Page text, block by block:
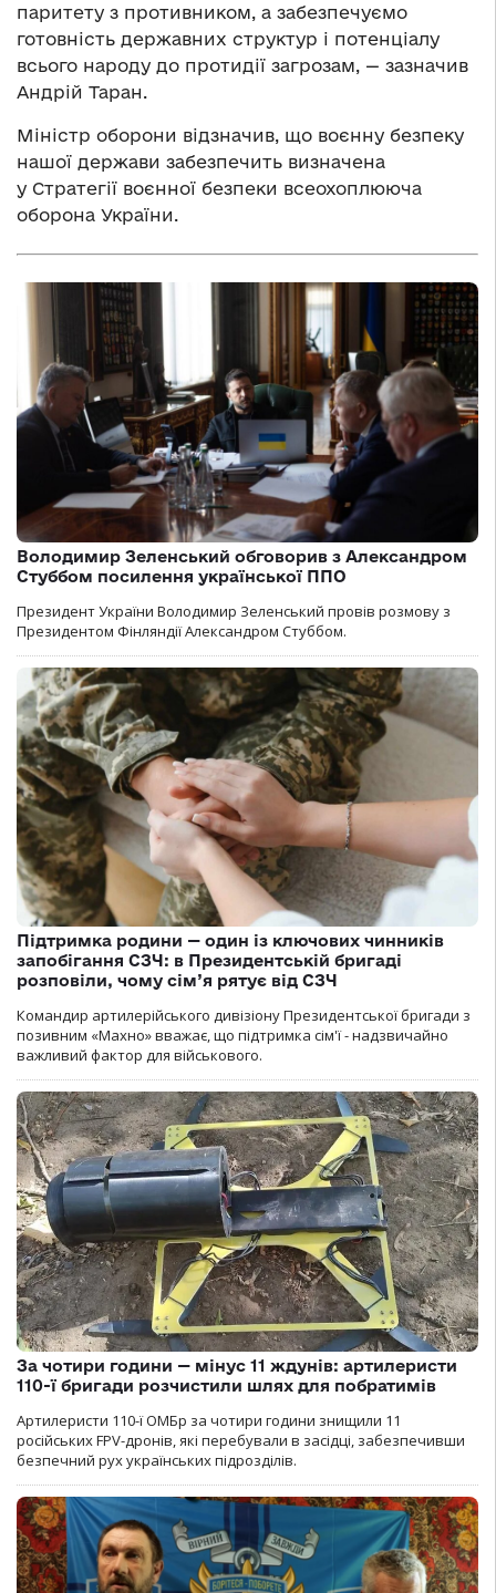
паритету з противником, а забезпечуємо
готовність державних структур і потенціалу
всього народу до протидії загрозам, — зазначив
Андрій Таран.
Міністр оборони відзначив, що воєнну безпеку
нашої держави забезпечить визначена
у Стратегії воєнної безпеки всеохоплююча
оборона України.
Володимир Зеленський обговорив з Александром
Стуббом посилення української ППО
Президент України Володимир Зеленський провів розмову з
Президентом Фінляндії Александром Стуббом.
Підтримка родини — один із ключових чинників
запобігання СЗЧ: в Президентській бригаді
розповіли, чому сім’я рятує від СЗЧ
Командир артилерійського дивізіону Президентської бригади з
позивним «Махно» вважає, що підтримка сім'ї - надзвичайно
важливий фактор для військового.
За чотири години — мінус 11 ждунів: артилеристи
110-ї бригади розчистили шлях для побратимів
Артилеристи 110-ї ОМБр за чотири години знищили 11
російських FPV-дронів, які перебували в засідці, забезпечивши
безпечний рух українських підрозділів.